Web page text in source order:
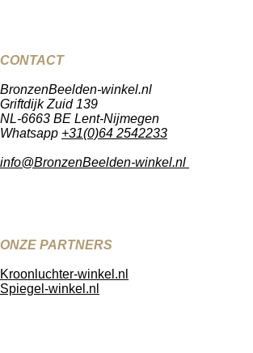
CONTACT
BronzenBeelden-winkel.nl
Griftdijk Zuid 139
NL-6663 BE Lent-Nijmegen
Whatsapp +31(0)64 2542233
info@BronzenBeelden-winkel.nl
ONZE PARTNERS
Kroonluchter-winkel.nl
Spiegel-winkel.nl